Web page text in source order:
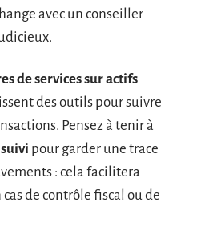
avec un conseiller
de services sur actifs
des outils pour suivre
Pensez à tenir à
pour garder une trace
: cela facilitera
de contrôle fiscal ou de